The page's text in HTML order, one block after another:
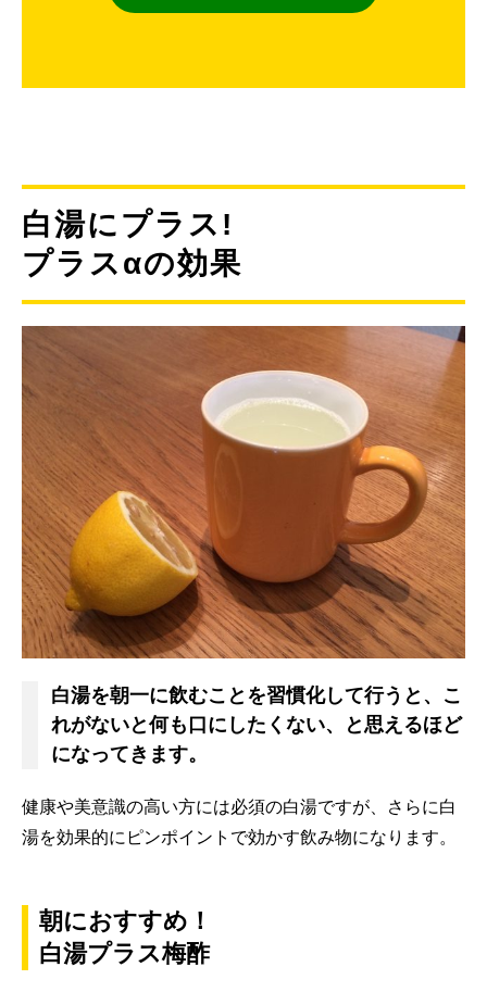
白湯にプラス!
プラスαの効果
白湯を朝一に飲むことを習慣化して行うと、こ
れがないと何も口にしたくない、と思えるほど
になってきます。
健康や美意識の高い方には必須の白湯ですが、さらに白
湯を効果的にピンポイントで効かす飲み物になります。
朝におすすめ！
白湯プラス梅酢